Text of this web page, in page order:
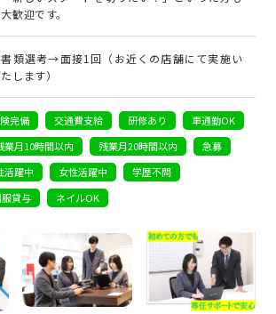
大歓迎です。
書類選考→面接1回（お近くの店舗にて実施い
たします）
完備 交通費支給 研修あり
車通勤OK
業月10時間以内 残業月20時間以内
急募
活躍中 女性活躍中
学歴不問
貸与 ネイルOK